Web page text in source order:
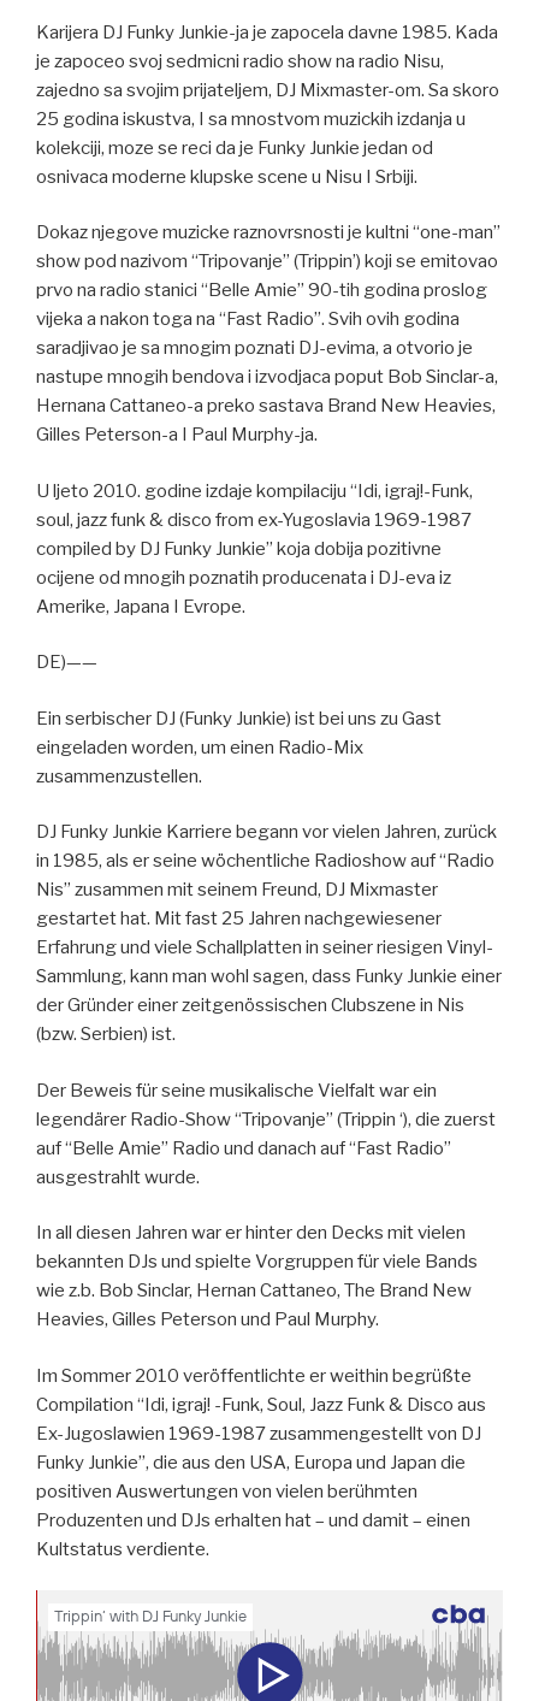
Karijera DJ Funky Junkie-ja je zapocela davne 1985. Kada
je zapoceo svoj sedmicni radio show na radio Nisu,
zajedno sa svojim prijateljem, DJ Mixmaster-om. Sa skoro
25 godina iskustva, I sa mnostvom muzickih izdanja u
kolekciji, moze se reci da je Funky Junkie jedan od
osnivaca moderne klupske scene u Nisu I Srbiji.
Dokaz njegove muzicke raznovrsnosti je kultni “one-man”
show pod nazivom “Tripovanje” (Trippin’) koji se emitovao
prvo na radio stanici “Belle Amie” 90-tih godina proslog
vijeka a nakon toga na “Fast Radio”. Svih ovih godina
saradjivao je sa mnogim poznati DJ-evima, a otvorio je
nastupe mnogih bendova i izvodjaca poput Bob Sinclar-a,
Hernana Cattaneo-a preko sastava Brand New Heavies,
Gilles Peterson-a I Paul Murphy-ja.
U ljeto 2010. godine izdaje kompilaciju “Idi, igraj!-Funk,
soul, jazz funk & disco from ex-Yugoslavia 1969-1987
compiled by DJ Funky Junkie” koja dobija pozitivne
ocijene od mnogih poznatih producenata i DJ-eva iz
Amerike, Japana I Evrope.
DE)——
Ein serbischer DJ (Funky Junkie) ist bei uns zu Gast
eingeladen worden, um einen Radio-Mix
zusammenzustellen.
DJ Funky Junkie Karriere begann vor vielen Jahren, zurück
in 1985, als er seine wöchentliche Radioshow auf “Radio
Nis” zusammen mit seinem Freund, DJ Mixmaster
gestartet hat. Mit fast 25 Jahren nachgewiesener
Erfahrung und viele Schallplatten in seiner riesigen Vinyl-
Sammlung, kann man wohl sagen, dass Funky Junkie einer
der Gründer einer zeitgenössischen Clubszene in Nis
(bzw. Serbien) ist.
Der Beweis für seine musikalische Vielfalt war ein
legendärer Radio-Show “Tripovanje” (Trippin ‘), die zuerst
auf “Belle Amie” Radio und danach auf “Fast Radio”
ausgestrahlt wurde.
In all diesen Jahren war er hinter den Decks mit vielen
bekannten DJs und spielte Vorgruppen für viele Bands
wie z.b. Bob Sinclar, Hernan Cattaneo, The Brand New
Heavies, Gilles Peterson und Paul Murphy.
Im Sommer 2010 veröffentlichte er weithin begrüßte
Compilation “Idi, igraj! -Funk, Soul, Jazz Funk & Disco aus
Ex-Jugoslawien 1969-1987 zusammengestellt von DJ
Funky Junkie”, die aus den USA, Europa und Japan die
positiven Auswertungen von vielen berühmten
Produzenten und DJs erhalten hat – und damit – einen
Kultstatus verdiente.